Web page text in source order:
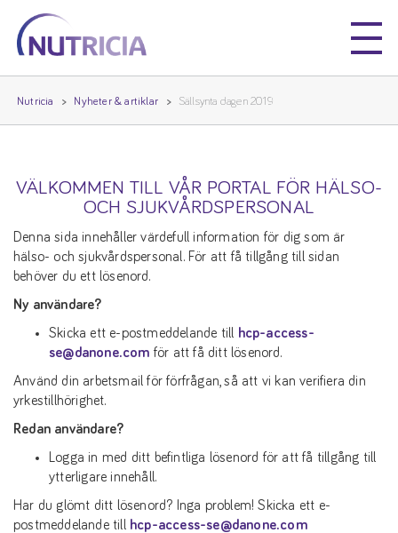
Nutricia
Nutricia
Nutricia Nyheter & artiklar Sällsynta dagen 2019
VÄLKOMMEN TILL VÅR PORTAL FÖR HÄLSO-
OCH SJUKVÅRDSPERSONAL
Denna sida innehåller värdefull information för dig som är
hälso- och sjukvårdspersonal. För att få tillgång till sidan
behöver du ett lösenord.
Ny användare?
Skicka ett e-postmeddelande till
hcp-access-
se@danone.com för att få ditt lösenord.
Använd din arbetsmail för förfrågan, så att vi kan verifiera din
yrkestillhörighet.
Redan användare?
Logga in med ditt befintliga lösenord för att få tillgång till
ytterligare innehåll.
Har du glömt ditt lösenord? Inga problem! Skicka ett e-
postmeddelande till
hcp-access-se@danone.com